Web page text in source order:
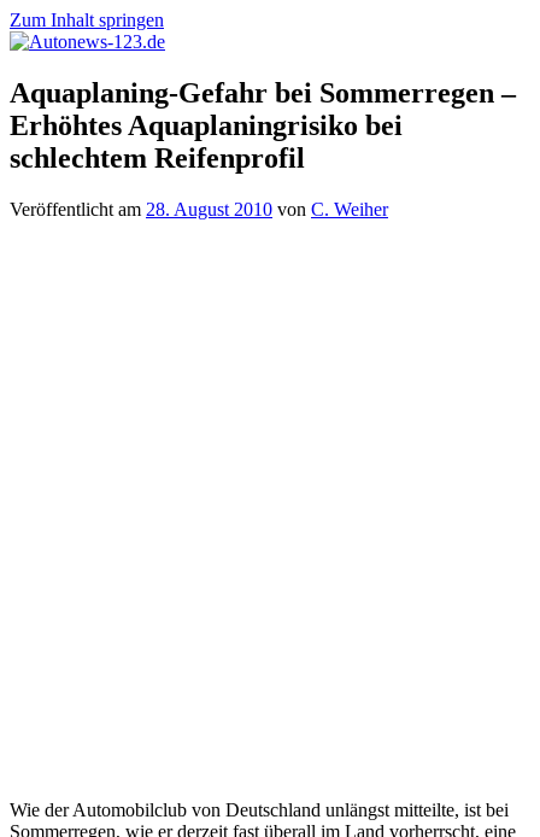
Zum Inhalt springen
Autonews-
123.de
Autonews
mit
Charme
Aquaplaning-Gefahr bei Sommerregen –
Erhöhtes Aquaplaningrisiko bei
schlechtem Reifenprofil
Veröffentlicht am 28. August 2010 von C. Weiher
Wie der Automobilclub von Deutschland unlängst mitteilte, ist bei
Sommerregen, wie er derzeit fast überall im Land vorherrscht, eine